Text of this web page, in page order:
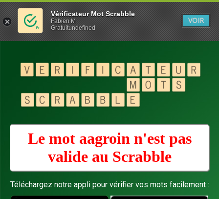
Le mot aagroin n'est pas
valide au Scrabble
Téléchargez notre appli pour vérifier vos mots facilement :
Vérificateur Mot Scrabble
Fabien M
Gratuitundefined
VOIR